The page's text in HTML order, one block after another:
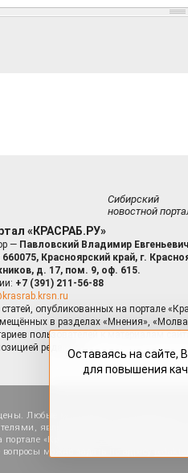
Сибирский
новостной
«КРАСРАБ.РУ»
— Павловский Владимир
660075, Красноярский край, г.
д. 17, пом. 9, оф. 615.
+7 (391) 211-56-88
опубликованных на портале
в разделах «Мнения»,
пользователей к материалам
редакции.
Любые материалы, размещённые
являются объектами
«Красраб.ру», допускается
вопросы можно задать по адресу
Оставаясь на сайте,
для повышения